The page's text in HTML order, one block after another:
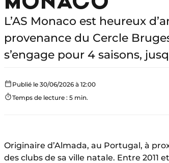
L’AS Monaco est heureux
provenance du Cercle
s’engage pour 4 saisons,
Publié le 30/06/2026 à 12:00
Temps de lecture : 5 min.
Originaire d’Almada, au Portugal, à
des clubs de sa ville natale. Entre 2011